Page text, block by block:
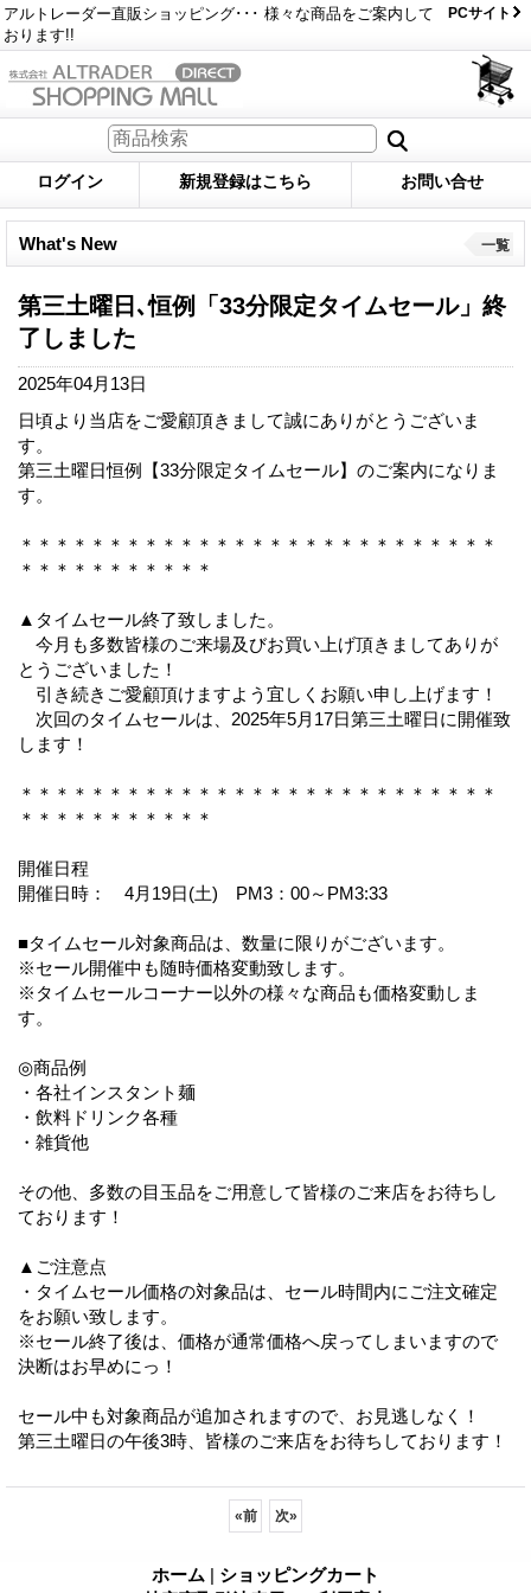
アルトレーダー直販ショッピング･･･ 様々な商品をご案内して
おります!!
PCサイト
ログイン 新規登録はこちら お問い合せ
What's New 一覧
第三土曜日､恒例「33分限定タイムセール」終
了しました
2025年04月13日
日頃より当店をご愛顧頂きまして誠にありがとうございま
す。
第三土曜日恒例【33分限定タイムセール】のご案内になりま
す。
＊＊＊＊＊＊＊＊＊＊＊＊＊＊＊＊＊＊＊＊＊＊＊＊＊＊＊
＊＊＊＊＊＊＊＊＊＊＊
▲タイムセール終了致しました。
今月も多数皆様のご来場及びお買い上げ頂きましてありが
とうございました！
引き続きご愛顧頂けますよう宜しくお願い申し上げます！
次回のタイムセールは、2025年5月17日第三土曜日に開催致
します！
＊＊＊＊＊＊＊＊＊＊＊＊＊＊＊＊＊＊＊＊＊＊＊＊＊＊＊
＊＊＊＊＊＊＊＊＊＊＊
開催日程
開催日時： 4月19日(土) PM3：00～PM3:33
■タイムセール対象商品は、数量に限りがございます。
※セール開催中も随時価格変動致します。
※タイムセールコーナー以外の様々な商品も価格変動しま
す。
◎商品例
・各社インスタント麺
・飲料ドリンク各種
・雑貨他
その他、多数の目玉品をご用意して皆様のご来店をお待ちし
ております！
▲ご注意点
・タイムセール価格の対象品は、セール時間内にご注文確定
をお願い致します。
※セール終了後は、価格が通常価格へ戻ってしまいますので
決断はお早めにっ！
セール中も対象商品が追加されますので、お見逃しなく！
第三土曜日の午後3時、皆様のご来店をお待ちしております！
«前 次»
ホーム | ショッピングカート